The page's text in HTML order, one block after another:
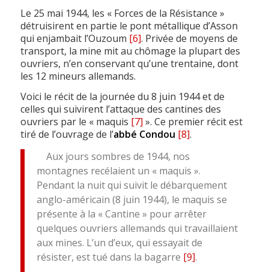
Le 25 mai 1944, les « Forces de la Résistance »
détruisirent en partie le pont métallique d’Asson
qui enjambait l’Ouzoum [6]. Privée de moyens de
transport, la mine mit au chômage la plupart des
ouvriers, n’en conservant qu’une trentaine, dont
les 12 mineurs allemands.
Voici le récit de la journée du 8 juin 1944 et de
celles qui suivirent l’attaque des cantines des
ouvriers par le « maquis [7] ». Ce premier récit est
tiré de l’ouvrage de l’abbé Condou [8].
Aux jours sombres de 1944, nos
montagnes recélaient un « maquis ».
Pendant la nuit qui suivit le débarquement
anglo-américain (8 juin 1944), le maquis se
présente à la « Cantine » pour arrêter
quelques ouvriers allemands qui travaillaient
aux mines. L’un d’eux, qui essayait de
résister, est tué dans la bagarre [9].